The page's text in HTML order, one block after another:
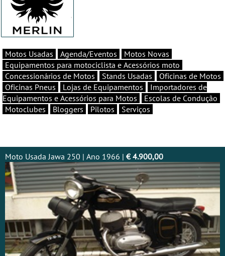
Motos Usadas Agenda/Eventos
Motos Novas
Equipamentos para motociclista e Acessórios moto
Concessionários de Motos
Stands Usadas
Oficinas de Motos
Oficinas Pneus
Lojas de Equipamentos
Importadores de
Equipamentos e Acessórios para Motos
Escolas de Condução
Motoclubes
Bloggers Pilotos Serviços
Moto Usada Jawa 250 | Ano 1966 | € 4.900,00